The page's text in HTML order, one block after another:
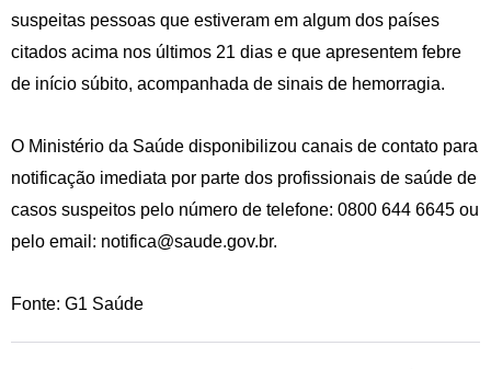
suspeitas pessoas que estiveram em algum dos países
citados acima nos últimos 21 dias e que apresentem febre
de início súbito, acompanhada de sinais de hemorragia.
O Ministério da Saúde disponibilizou canais de contato para
notificação imediata por parte dos profissionais de saúde de
casos suspeitos pelo número de telefone: 0800 644 6645 ou
pelo email: notifica@saude.gov.br.
Fonte: G1 Saúde